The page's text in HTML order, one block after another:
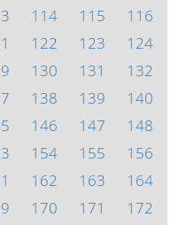
114 115
116
122 123
124
130 131
132
138 139
140
146 147
148
154 155
156
162 163
164
170 171
172